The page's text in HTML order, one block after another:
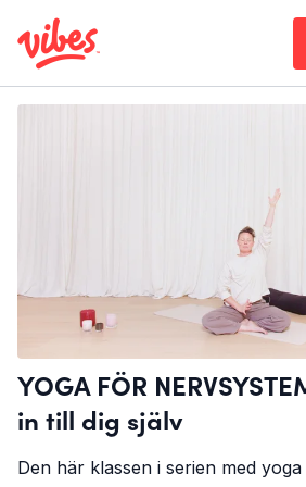
YOGA FÖR
in till dig själv
Den här klassen i serien med